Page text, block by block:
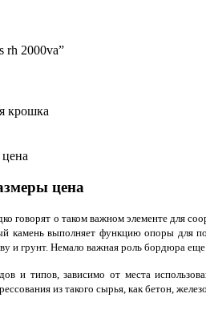
rh 2000va”
крошка
цена
говорят о таком важном элементе для
камень выполняет функцию опоры для
и грунт. Немало важная роль бордюра
и типов, зависимо от места
из такого сырья, как бетон,